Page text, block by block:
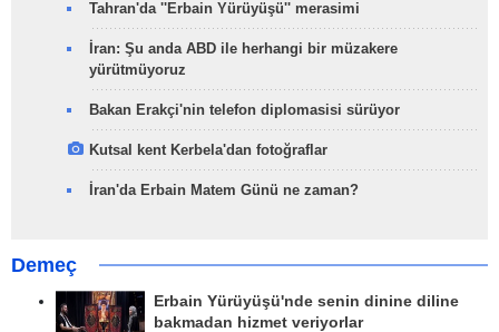
Tahran'da ''Erbain Yürüyüşü'' merasimi
İran: Şu anda ABD ile herhangi bir müzakere
yürütmüyoruz
Bakan Erakçi'nin telefon diplomasisi sürüyor
Kutsal kent Kerbela'dan fotoğraflar
İran'da Erbain Matem Günü ne zaman?
Demeç
Erbain Yürüyüşü'nde senin dinine diline
bakmadan hizmet veriyorlar